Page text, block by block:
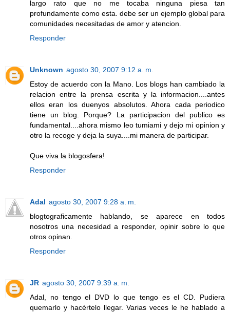
largo rato que no me tocaba ninguna piesa tan
profundamente como esta. debe ser un ejemplo global para
comunidades necesitadas de amor y atencion.
Responder
Unknown agosto 30, 2007 9:12 a. m.
Estoy de acuerdo con la Mano. Los blogs han cambiado la
relacion entre la prensa escrita y la informacion....antes
ellos eran los duenyos absolutos. Ahora cada periodico
tiene un blog. Porque? La participacion del publico es
fundamental....ahora mismo leo tumiami y dejo mi opinion y
otro la recoge y deja la suya....mi manera de participar.
Que viva la blogosfera!
Responder
Adal agosto 30, 2007 9:28 a. m.
blogtograficamente hablando, se aparece en todos
nosotros una necesidad a responder, opinir sobre lo que
otros opinan.
Responder
JR agosto 30, 2007 9:39 a. m.
Adal, no tengo el DVD lo que tengo es el CD. Pudiera
quemarlo y hacértelo llegar. Varias veces le he hablado a